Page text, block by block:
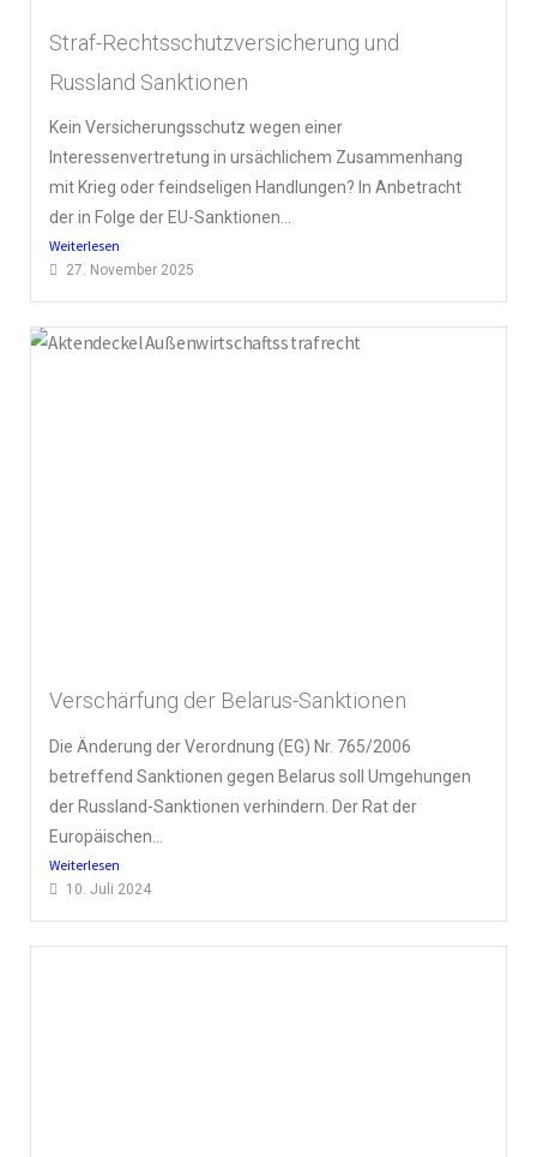
Straf-Rechtsschutzversicherung und
Russland Sanktionen
Kein Versicherungsschutz wegen einer
Interessenvertretung in ursächlichem Zusammenhang
mit Krieg oder feindseligen Handlungen? In Anbetracht
der in Folge der EU-Sanktionen...
Weiterlesen
27. November 2025
Verschärfung der Belarus-Sanktionen
Die Änderung der Verordnung (EG) Nr. 765/2006
betreffend Sanktionen gegen Belarus soll Umgehungen
der Russland-Sanktionen verhindern. Der Rat der
Europäischen...
Weiterlesen
10. Juli 2024